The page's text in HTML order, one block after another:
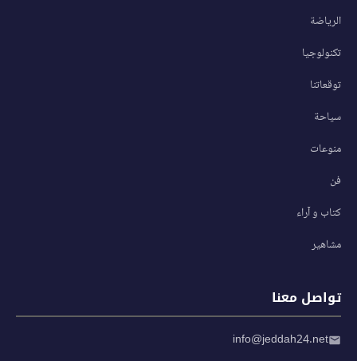
الرياضة
تكنولوجيا
توقعاتنا
سياحة
منوعات
فن
كتاب و آراء
مشاهير
تواصل معنا
info@jeddah24.net